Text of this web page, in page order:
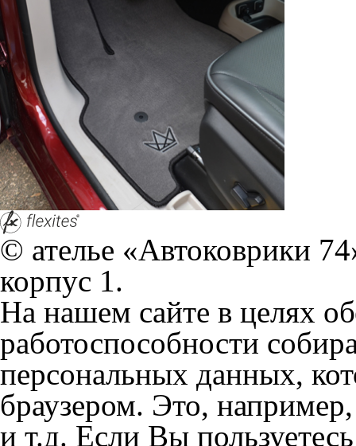
© ателье «Автоковрики
корпус 1.
На нашем сайте в целях
работоспособности
персональных данных,
браузером. Это,
и т.д. Если Вы
согласие на обработку
Положении по обработке
+7 (351) 277 91 67